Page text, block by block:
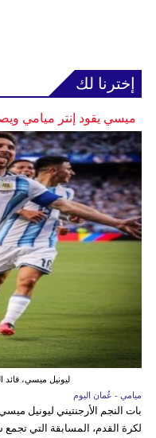
إخترنا لك
ميسي يقود إنتر ميامي
ليونيل ميسي، قائد
ميامي - عُمان اليوم
بات النجم الأرجنتيني ليونيل
لكرة القدم، المسابقة التي تجمع